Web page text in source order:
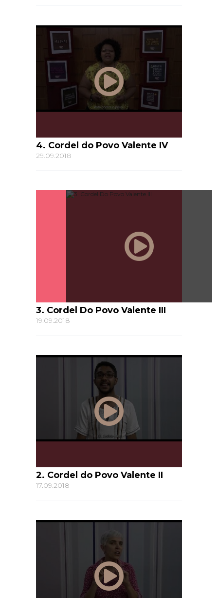
4. Cordel do Povo Valente IV
29.09.2018
3. Cordel Do Povo Valente III
19.09.2018
2. Cordel do Povo Valente II
17.09.2018